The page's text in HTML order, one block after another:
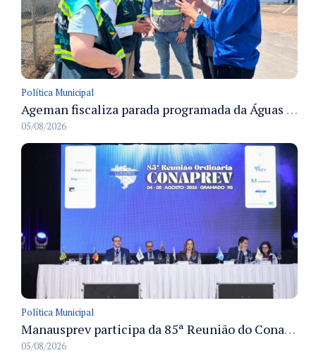
Política Municipal
Ageman fiscaliza parada programada da Águas de Manaus e acompanha restabelecimento gradual do abastecimento em Manaus
05/08/2026
Política Municipal
Manausprev participa da 85ª Reunião do Conaprev e discute governança e sustentabilidade dos RPPS em Gramado
05/08/2026